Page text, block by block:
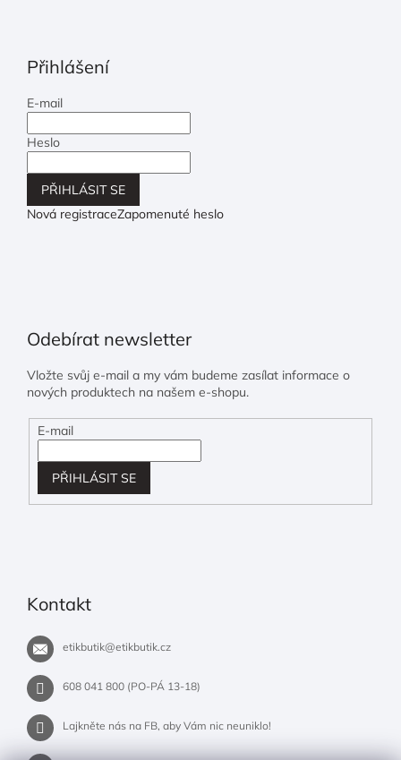
Přihlášení
E-mail
Heslo
PŘIHLÁSIT SE
Nová registraceZapomenuté heslo
Odebírat newsletter
Vložte svůj e-mail a my vám budeme zasílat informace o
nových produktech na našem e-shopu.
E-mail
PŘIHLÁSIT SE
Kontakt
etikbutik@etikbutik.cz
608 041 800 (PO-PÁ 13-18)
Lajkněte nás na FB, aby Vám nic neuniklo!